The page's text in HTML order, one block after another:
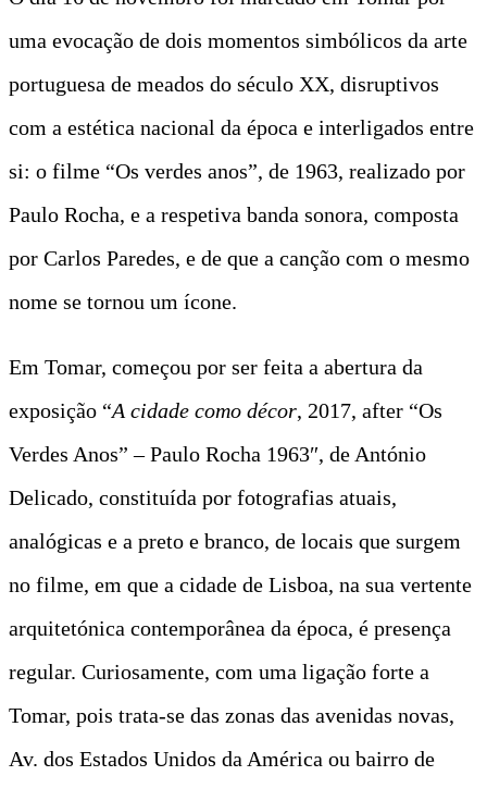
uma evocação de dois momentos simbólicos da arte
portuguesa de meados do século XX, disruptivos
com a estética nacional da época e interligados entre
si: o filme “Os verdes anos”, de 1963, realizado por
Paulo Rocha, e a respetiva banda sonora, composta
por Carlos Paredes, e de que a canção com o mesmo
nome se tornou um ícone.
Em Tomar, começou por ser feita a abertura da
exposição “A cidade como décor, 2017, after “Os
Verdes Anos” – Paulo Rocha 1963″, de António
Delicado, constituída por fotografias atuais,
analógicas e a preto e branco, de locais que surgem
no filme, em que a cidade de Lisboa, na sua vertente
arquitetónica contemporânea da época, é presença
regular. Curiosamente, com uma ligação forte a
Tomar, pois trata-se das zonas das avenidas novas,
Av. dos Estados Unidos da América ou bairro de